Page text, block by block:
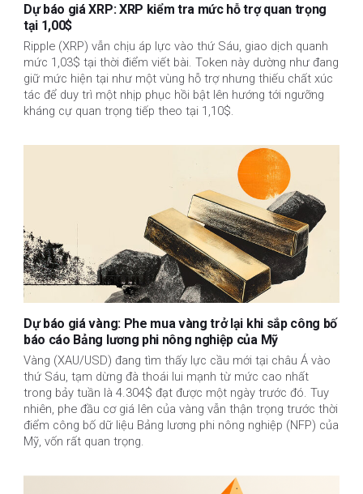
Dự báo giá XRP: XRP kiểm tra mức hỗ trợ quan trọng
tại 1,00$
Ripple (XRP) vẫn chịu áp lực vào thứ Sáu, giao dịch quanh
mức 1,03$ tại thời điểm viết bài. Token này dường như đang
giữ mức hiện tại như một vùng hỗ trợ nhưng thiếu chất xúc
tác để duy trì một nhịp phục hồi bật lên hướng tới ngưỡng
kháng cự quan trọng tiếp theo tại 1,10$.
Dự báo giá vàng: Phe mua vàng trở lại khi sắp công bố
báo cáo Bảng lương phi nông nghiệp của Mỹ
Vàng (XAU/USD) đang tìm thấy lực cầu mới tại châu Á vào
thứ Sáu, tạm dừng đà thoái lui mạnh từ mức cao nhất
trong bảy tuần là 4.304$ đạt được một ngày trước đó. Tuy
nhiên, phe đầu cơ giá lên của vàng vẫn thận trọng trước thời
điểm công bố dữ liệu Bảng lương phi nông nghiệp (NFP) của
Mỹ, vốn rất quan trọng.